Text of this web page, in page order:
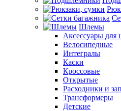
Шлемы
Аксессуары для
Велосипедные
Интегралы
Каски
Кроссовые
Открытые
Расходники и
Трансформеры
Детские